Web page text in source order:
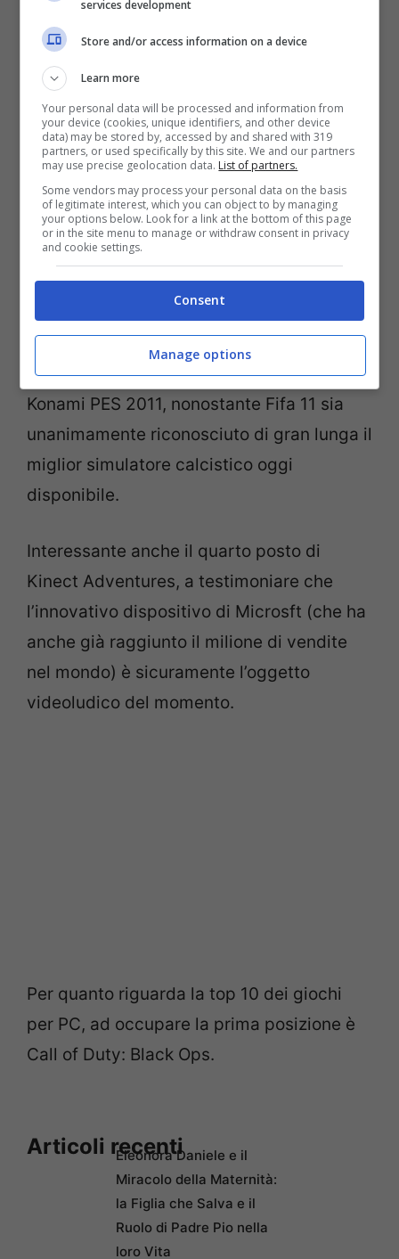
9. ASSASSIN’S CREED II
10. WORLD OF WARCRAFT WRATH OF THE
LICH KING
E’ il titolo di corse automobilistiche di
Sony, Gran Turismo, a farsela da padrone
in questa classifica nonostante un non
eccelso avvio di vendite. Il podio degli
acquisti videoludici è, come possiamo
vedere, interamente occupato da titoli
della console Playstation 3: secondo posto
per l’ultimo arrivato della serie Call of Duty
e terza posizione per il gioco di calcio di
Konami PES 2011, nonostante Fifa 11 sia
unanimamente riconosciuto di gran lunga il
miglior simulatore calcistico oggi
disponibile.
Interessante anche il quarto posto di
Kinect Adventures, a testimoniare che
l’innovativo dispositivo di Microsft (che ha
anche già raggiunto il milione di vendite
nel mondo) è sicuramente l’oggetto
videoludico del momento.
Per quanto riguarda la top 10 dei giochi
per PC, ad occupare la prima posizione è
Call of Duty: Black Ops.
Articoli recentiEleonora Daniele e il
Miracolo della Maternità:
la Figlia che Salva e il
Ruolo di Padre Pio nella
loro Vita
services development
Store and/or access information on a device
Learn more
Your personal data will be processed and information from
your device (cookies, unique identifiers, and other device
data) may be stored by, accessed by and shared with 319
partners, or used specifically by this site. We and our partners
may use precise geolocation data. List of partners.
Some vendors may process your personal data on the basis
of legitimate interest, which you can object to by managing
your options below. Look for a link at the bottom of this page
or in the site menu to manage or withdraw consent in privacy
and cookie settings.
Consent
Manage options